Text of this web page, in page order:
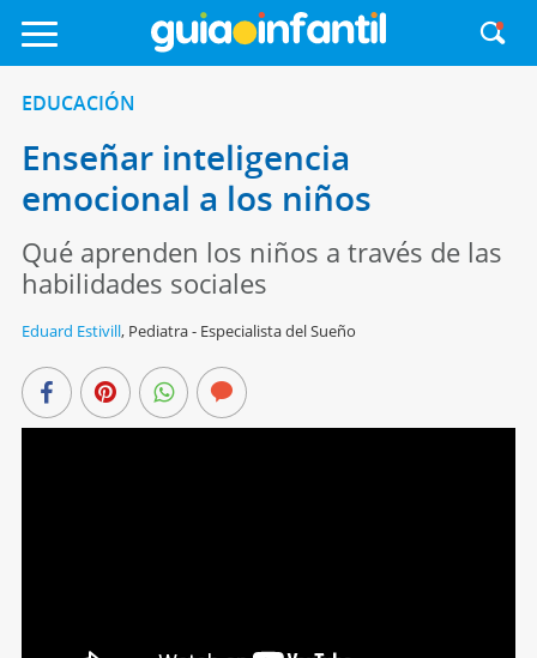
EDUCACIÓN
Enseñar inteligencia
emocional a los niños
Qué aprenden los niños a través de las
habilidades sociales
Eduard Estivill, Pediatra - Especialista del Sueño